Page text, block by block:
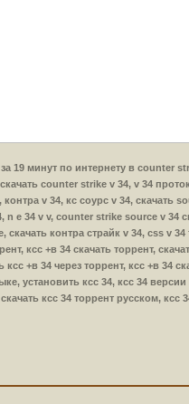
19 минут по интернету в counter
counter strike v 34, v 34
v 34, кс соурс v 34, скачать
e 34 v v, counter strike source v 34
скачать контра страйк v 34, css v
ксс +в 34 скачать торрент,
+в 34 через торрент, ксс +в 34
установить ксс 34, ксс 34 версии
ксс 34 торрент русском, ксс